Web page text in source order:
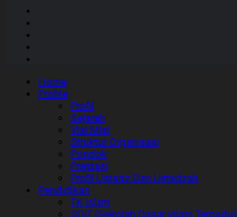
Home
Profile
Profil
Sejarah
Visi Misi
Struktur Organisasi
Pondok
Prestasi
Profil Ustadz Dan Ustadzah
Pendidikan
TK Islam
SDIT (Sekolah Dasar Islam Terpadu)